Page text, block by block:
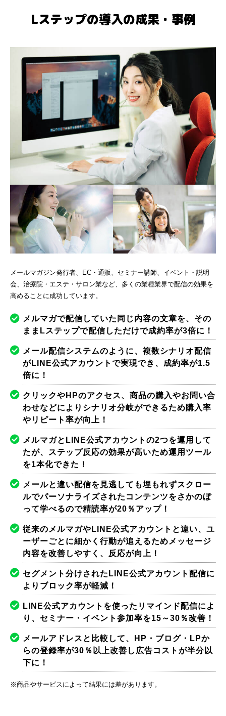
Lステップの導入の成果・事例
メールマガジン発行者、EC・通販、セミナー講師、イベント・説明
会、治療院・エステ・サロン業など、多くの業種業界で配信の効果を
高めることに成功しています。
メルマガで配信していた同じ内容の文章を、その
ままLステップで配信しただけで成約率が3倍に！
メール配信システムのように、複数シナリオ配信
がLINE公式アカウントで実現でき、成約率が1.5
倍に！
クリックやHPのアクセス、商品の購入やお問い合
わせなどによりシナリオ分岐ができるため購入率
やリピート率が向上！
メルマガとLINE公式アカウントの2つを運用して
たが、ステップ反応の効果が高いため運用ツール
を1本化できた！
メールと違い配信を見逃しても埋もれずスクロー
ルでパーソナライズされたコンテンツをさかのぼ
って学べるので精読率が20％アップ！
従来のメルマガやLINE公式アカウントと違い、ユ
ーザーごとに細かく行動が追えるためメッセージ
内容を改善しやすく、反応が向上！
セグメント分けされたLINE公式アカウント配信に
よりブロック率が軽減！
LINE公式アカウントを使ったリマインド配信によ
り、セミナー・イベント参加率を15～30％改善！
メールアドレスと比較して、HP・ブログ・LPか
らの登録率が30％以上改善し広告コストが半分以
下に！
※商品やサービスによって結果には差があります。